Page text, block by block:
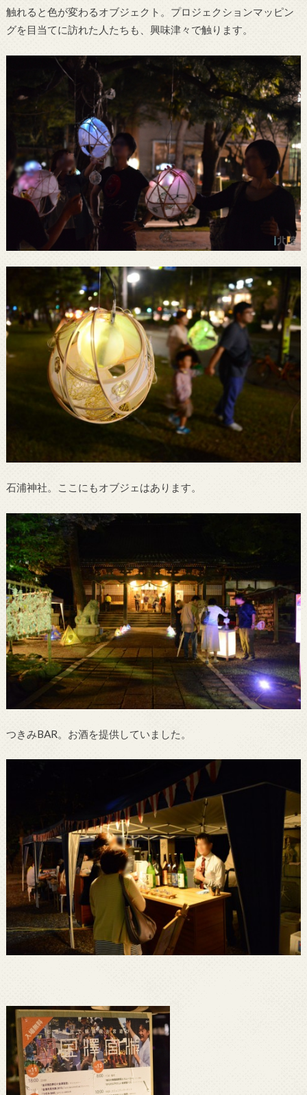
触れると色が変わるオブジェクト。プロジェクションマッピン
グを目当てに訪れた人たちも、興味津々で触ります。
石浦神社。ここにもオブジェはあります。
つきみBAR。お酒を提供していました。